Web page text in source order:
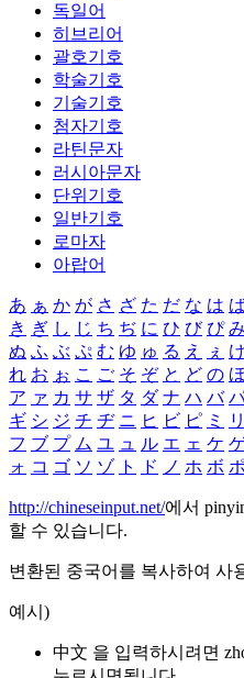
독일어
히브리어
괄호기호
학술기호
기술기호
첨자기호
라틴문자
러시아문자
단위기호
일반기호
로마자
아랍어
あ ぁ か が さ ざ た だ な は
き ぎ し じ ち ぢ に ひ び ぴ み
ぬ ふ ぶ ぷ む ゆ ゅ る え ぇ け
れ お ぉ こ ご そ ぞ と ど の ほ
ア ァ カ サ ザ タ ダ ナ ハ バ
ギ シ ジ チ ヂ ニ ヒ ビ ピ ミ リ
フ ブ プ ム ユ ュ ル エ ェ ケ
ォ コ ゴ ソ ゾ ト ド ノ ホ ボ ポ
http://chineseinput.net/에서
할 수 있습니다.
변환된 중국어를 복사하여 사
예시)
中文 을 입력하시려면